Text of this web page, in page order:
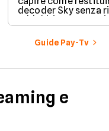
decoder Sky senza
addebiti, questa
porta passo dopo
Guide Pay-Tv
e